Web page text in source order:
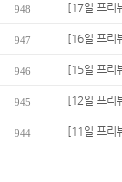
948 [17일 프리
947 [16일 프리
946 [15일 프리
945 [12일 프리
944 [11일 프리